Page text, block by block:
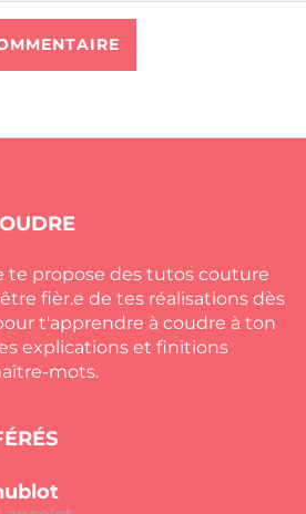
te propose des tutos couture
fièr.e de tes réalisations dès
t'apprendre à coudre à ton
explications et finitions
mots.